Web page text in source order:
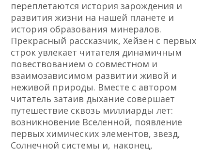
переплетаются история зарождения и
развития жизни на нашей планете и
история образования минералов.
Прекрасный рассказчик, Хейзен с первых
строк увлекает читателя динамичным
повествованием о совместном и
взаимозависимом развитии живой и
неживой природы. Вместе с автором
читатель затаив дыхание совершает
путешествие сквозь миллиарды лет:
возникновение Вселенной, появление
первых химических элементов, звезд,
Солнечной системы и, наконец,